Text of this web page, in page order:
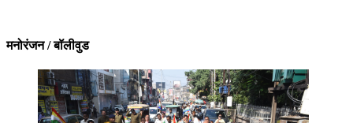
मनोरंजन / बॉलीवुड